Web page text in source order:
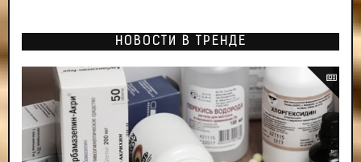
НОВОСТИ В ТРЕНДЕ